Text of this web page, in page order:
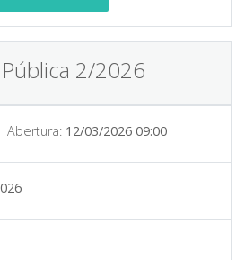
2/2026
Abertura: 12/03/2026 09:00